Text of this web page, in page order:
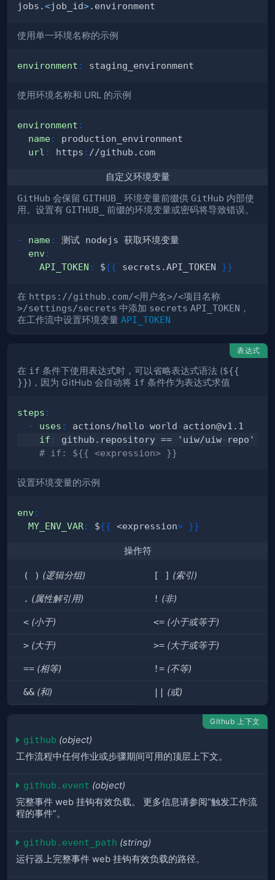
jobs.<job_id>
使用单一环境名称的示例
environment :
使用环境名称和 URL 的示例
environment :
name:
url : https :
自定义环境变量
GitHub 会保留 GITHUB_ 环境变量前缀供 GitHub 内部使
用。设置有 GITHUB_ 前缀的环境变量或密码将导致错误。
- name:
env:
API_TOKEN : ${{ secrets.API_TOKEN }}
在 https://github.com/<用户名>/<项目名称
>/settings/secrets 中添加 secrets API_TOKEN ，
在工作流中设置环境变量 API_TOKEN
表达式
在 if 条件下使用表达式时，可以省略表达式语法 (${{
}})，因为 GitHub 会自动将 if 条件作为表达式求值
steps :
-
uses : actions/hello-world-
if : github.repository == 'uiw/uiw-
# if: ${{ <expression> }}
设置环境变量的示例
env:
MY_ENV_VAR: ${{ <expression> }}
操作符
( ) (逻辑分组) [ ] (索引)
. (属性解引用) ! (非)
< (小于) <= (小于或等于)
> (大于) >= (大于或等于)
== (相等) != (不等)
&& (和) || (或)
Github 上下文
github (object)
工作流程中任何作业或步骤期间可用的顶层上下文。
github.event (object)
完整事件 web 挂钩有效负载。 更多信息请参阅“触发工作流
程的事件”。
github.event_path (string)
运行器上完整事件 web 挂钩有效负载的路径。